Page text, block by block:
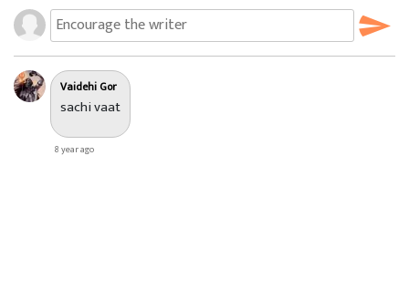
Vaidehi Gor
sachi vaat
8 year ago